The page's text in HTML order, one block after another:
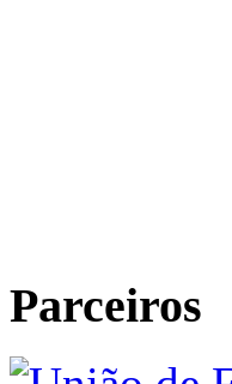
Parceiros